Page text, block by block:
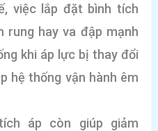
việc lắp đặt bình tích
rung hay va đập mạnh
khi áp lực bị thay đổi
hệ thống vận hành êm
áp còn giúp giảm